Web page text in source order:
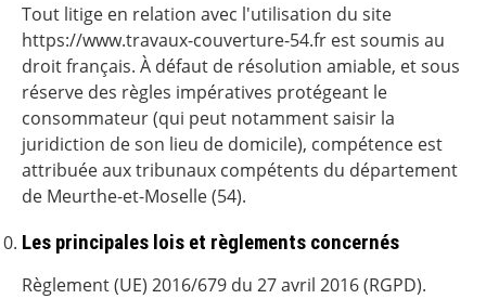
Tout litige en relation avec l'utilisation du site
https://www.travaux-couverture-54.fr est soumis au
droit français. À défaut de résolution amiable, et sous
réserve des règles impératives protégeant le
consommateur (qui peut notamment saisir la
juridiction de son lieu de domicile), compétence est
attribuée aux tribunaux compétents du département
de Meurthe-et-Moselle (54).
Les principales lois et règlements concernés
Règlement (UE) 2016/679 du 27 avril 2016 (RGPD).